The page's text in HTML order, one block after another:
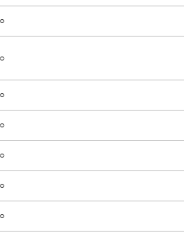
○
○
○
○
○
○
○